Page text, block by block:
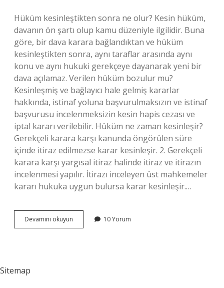
Hüküm kesinleştikten sonra ne olur? Kesin hüküm,
davanın ön şartı olup kamu düzeniyle ilgilidir. Buna
göre, bir dava karara bağlandıktan ve hüküm
kesinleştikten sonra, aynı taraflar arasında aynı
konu ve aynı hukuki gerekçeye dayanarak yeni bir
dava açılamaz. Verilen hüküm bozulur mu?
Kesinleşmiş ve bağlayıcı hale gelmiş kararlar
hakkında, istinaf yoluna başvurulmaksızın ve istinaf
başvurusu incelenmeksizin kesin hapis cezası ve
iptal kararı verilebilir. Hüküm ne zaman kesinleşir?
Gerekçeli karara karşı kanunda öngörülen süre
içinde itiraz edilmezse karar kesinleşir. 2. Gerekçeli
karara karşı yargısal itiraz halinde itiraz ve itirazın
incelenmesi yapılır. İtirazı inceleyen üst mahkemeler
kararı hukuka uygun bulursa karar kesinleşir.…
Devamını okuyun
Verildikten
10 Yorum
Sitemap